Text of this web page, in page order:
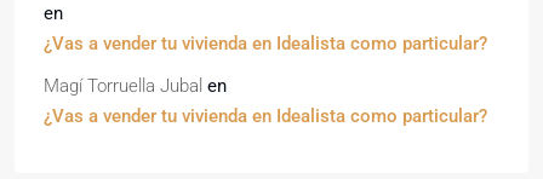
en
¿Vas a vender tu vivienda en Idealista como particular?
Magí Torruella Jubal en
¿Vas a vender tu vivienda en Idealista como particular?